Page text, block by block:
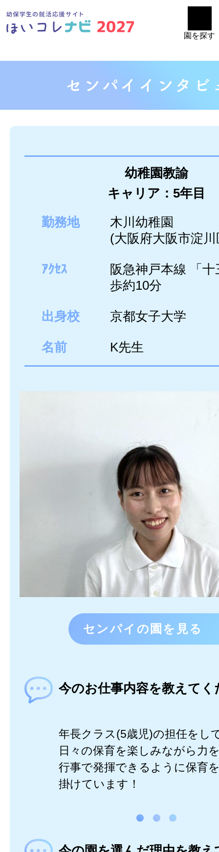
園を探す
幼稚園教諭
キャリア：5年目
勤務地
木川幼稚園
(大阪府大阪市淀
ｱｸｾｽ
阪急神戸本線 「
歩約10分
出身校 京都女子大学
名前 K先生
センパイの園を見る
今のお仕事内容を教えてく
年長クラス(5歳児)の担任をし
日々の保育を楽しみながら力
行事で発揮できるように保育
掛けています！